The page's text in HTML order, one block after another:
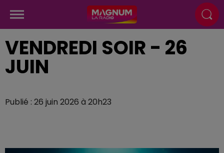
VENDREDI SOIR - 26
JUIN
Publié : 26 juin 2026 à 20h23